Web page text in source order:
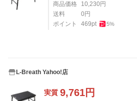
商品価格 10,230 円
送料
0 円
ポイント
469pt 5%
L-Breath Yahoo!店
実質 9,761円